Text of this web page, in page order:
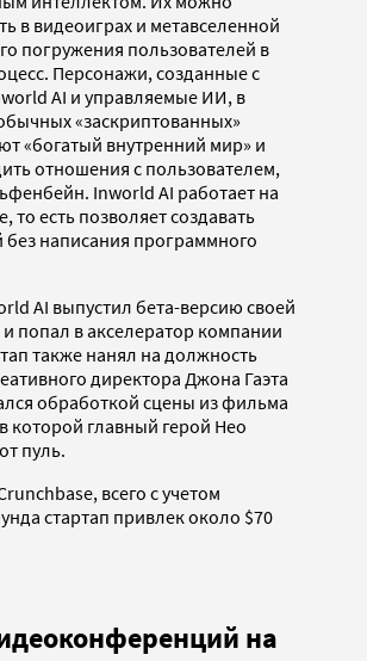
в видеоиграх и метавселенной
погружения пользователей в
Персонажи, созданные с
AI и управляемые ИИ, в
«заскриптованных»
«богатый внутренний мир» и
отношения с пользователем,
Inworld AI работает на
то есть позволяет создавать
написания программного
AI выпустил бета-версию своей
попал в акселератор компании
также нанял на должность
директора Джона Гаэта
обработкой сцены из фильма
которой главный герой Нео
пуль.
всего с учетом
стартап привлек около $70
на